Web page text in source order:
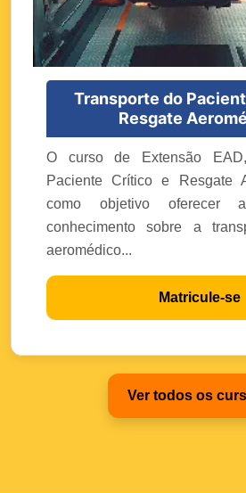
Transporte do
Resgate
O curso de Extensão
Paciente Crítico e Resgate
como objetivo oferecer
conhecimento sobre a
aeromédico...
Matricule-se
Ver todos os